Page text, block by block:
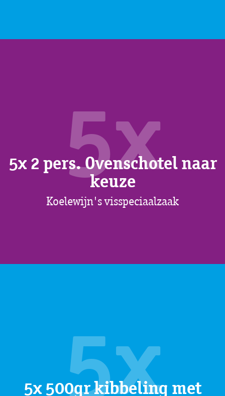
5x
5x 2 pers. Ovenschotel naar
keuze
Koelewijn's visspeciaalzaak
5x
5x 500gr kibbeling met